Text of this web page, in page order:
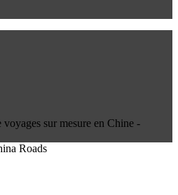
sur mesure en Chine -
Roads